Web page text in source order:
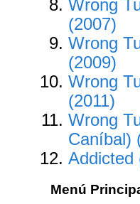
Wrong
(2007)
Wrong
(2009)
Wrong
(2011)
Wrong
Caníbal)
Addicted
Menú